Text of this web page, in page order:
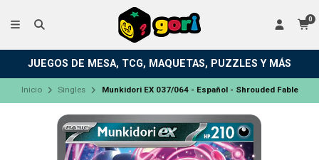
0
JUEGOS DE MESA, TCG, MAQUETAS, PUZZLES Y MÁS
Inicio Singles Munkidori EX 037/064 - Español - Shrouded Fable